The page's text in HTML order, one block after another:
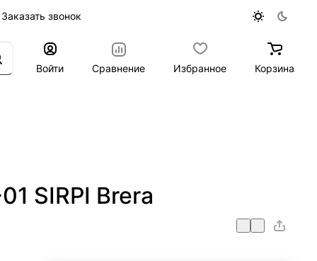
Заказать звонок
Войти Сравнение Избранное Корзина
SIRPI Brera